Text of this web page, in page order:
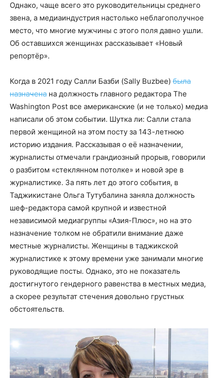
Однако, чаще всего это руководительницы среднего
звена, а медиаиндустрия настолько неблагополучное
место, что многие мужчины с этого поля давно ушли.
Об оставшихся женщинах рассказывает «Новый
репортёр».
Когда в 2021 году Салли Базби (Sally Buzbee) была
назначена на должность главного редактора The
Washington Post все американские (и не только) медиа
написали об этом событии. Шутка ли: Салли стала
первой женщиной на этом посту за 143-летнюю
историю издания. Рассказывая о её назначении,
журналисты отмечали грандиозный прорыв, говорили
о разбитом «стеклянном потолке» и новой эре в
журналистике. За пять лет до этого события, в
Таджикистане Ольга Тутубалина заняла должность
шеф-редактора самой крупной и известной
независимой медиагруппы «Азия-Плюс», но на это
назначение толком не обратили внимание даже
местные журналисты. Женщины в таджикской
журналистике к этому времени уже занимали многие
руководящие посты. Однако, это не показатель
достигнутого гендерного равенства в местных медиа,
а скорее результат стечения довольно грустных
обстоятельств.